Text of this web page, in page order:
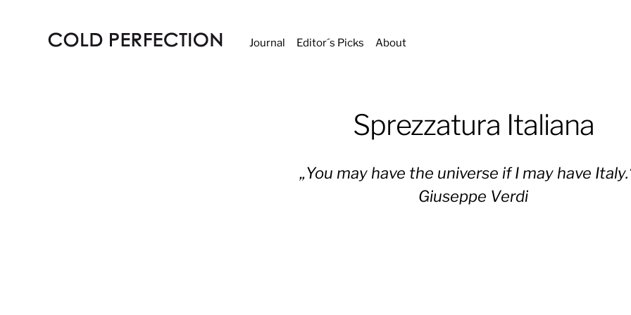
Journal Editor´s Picks About
Sprezzatura Italiana
„You may have the universe if I may have
Giuseppe Verdi